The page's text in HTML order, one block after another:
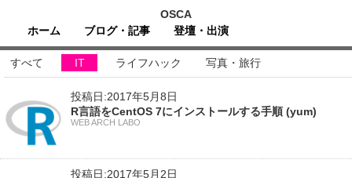
OSCA
ホーム
ブログ・記事 登壇・出演
すべて IT ライフハック 写真・旅行
投稿日:2017年5月8日
R言語をCentOS 7にインストールする手順 (yum)
WEB ARCH LABO
投稿日:2017年5月2日